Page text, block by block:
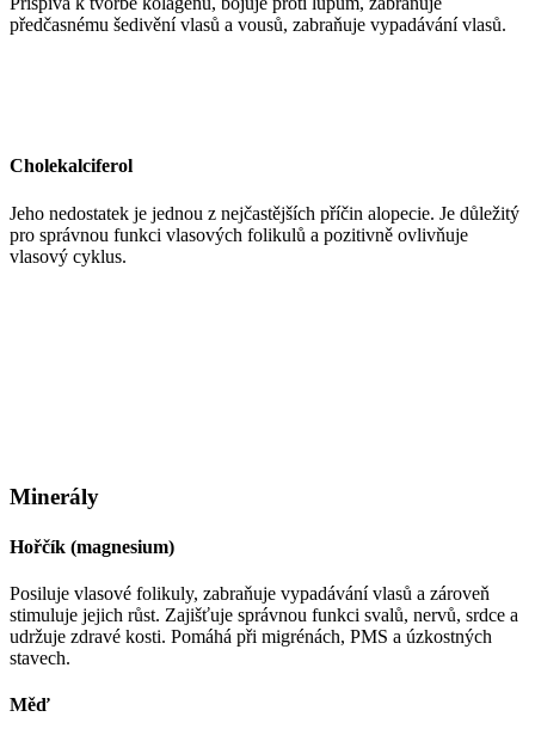
předčasnému šedivění vlasů a vousů, zabraňuje vypadávání vlasů.
Cholekalciferol
Jeho nedostatek je jednou z nejčastějších příčin alopecie. Je důležitý
pro správnou funkci vlasových folikulů a pozitivně ovlivňuje
vlasový cyklus.
Minerály
Hořčík (magnesium)
Posiluje vlasové folikuly, zabraňuje vypadávání vlasů a zároveň
stimuluje jejich růst. Zajišťuje správnou funkci svalů, nervů, srdce a
udržuje zdravé kosti. Pomáhá při migrénách, PMS a úzkostných
stavech.
Měď